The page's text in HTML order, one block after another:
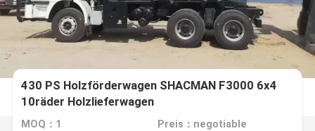
430 PS Holzförderwagen SHACMAN F3000 6x4
10räder Holzlieferwagen
MOQ：1 Preis：negotiable